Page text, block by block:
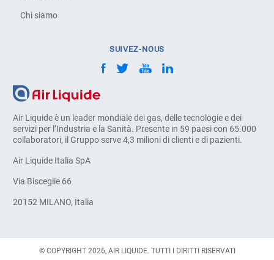
Air Liquide è un leader mondiale dei gas, delle tecnologie e dei
servizi per l’Industria e la Sanità. Presente in 59 paesi con 65.000
collaboratori, il Gruppo serve 4,3 milioni di clienti e di pazienti.
Air Liquide Italia SpA
Via Bisceglie 66
20152 MILANO, Italia
Chi siamo
SUIVEZ-NOUS
© COPYRIGHT 2026, AIR LIQUIDE. TUTTI I DIRITTI RISERVATI